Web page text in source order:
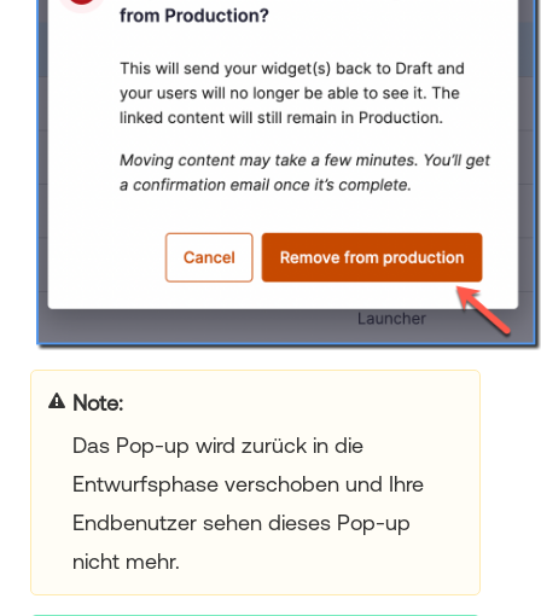
Note
Das Pop-up wird zurück in die
Entwurfsphase verschoben und Ihre
Endbenutzer sehen dieses Pop-up
nicht mehr.